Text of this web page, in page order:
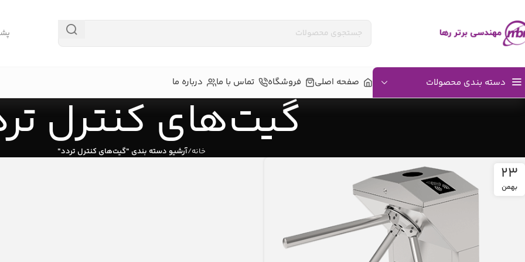
دسته بندی محصولات صفحه اصلی فروشگاه تماس با ما درباره ما
گیت‌های کنترل
خانه آرشیو دسته بندی "گیت‌های کنترل تردد"
۲۳
بهمن